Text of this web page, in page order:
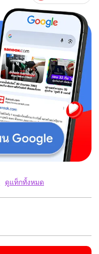
ดูแท็กทั้งหมด